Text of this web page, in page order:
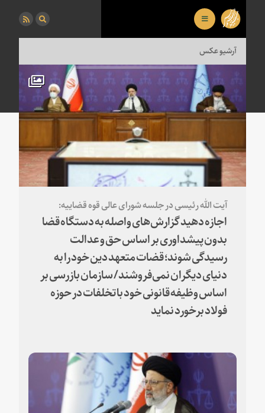
آرشیو عکس
آیت الله رئیسی در جلسه شورای عالی قوه قضاییه:
اجازه دهید گزارش‌های واصله به دستگاه قضا
بدون پیشداوری بر اساس حق و عدالت
رسیدگی شوند؛ قضات متعهد دین خود را به
دنیای دیگران نمی‌فروشند/ سازمان بازرسی بر
اساس وظیفه قانونی خود با تخلفات در حوزه
فولاد برخورد نماید